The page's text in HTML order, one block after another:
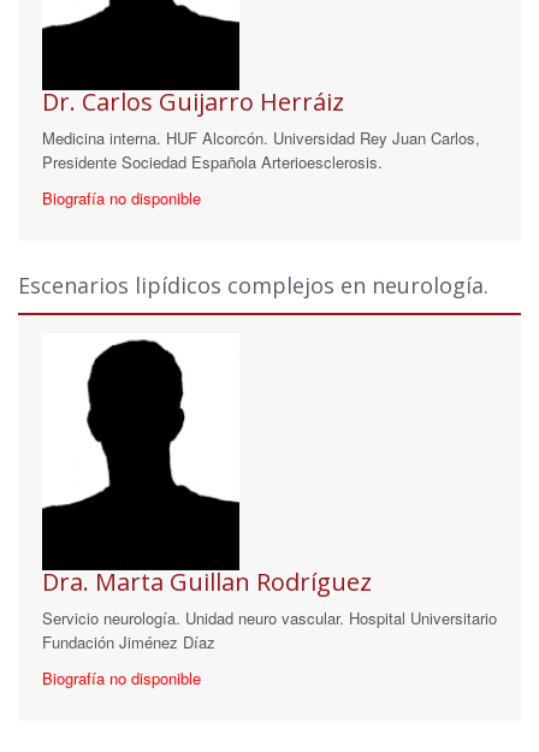
Dr. Carlos Guijarro Herráiz
Medicina interna. HUF Alcorcón. Universidad Rey Juan Carlos,
Presidente Sociedad Española Arterioesclerosis.
Biografía no disponible
Escenarios lipídicos complejos en neurología.
Dra. Marta Guillan Rodríguez
Servicio neurología. Unidad neuro vascular. Hospital Universitario
Fundación Jiménez Díaz
Biografía no disponible